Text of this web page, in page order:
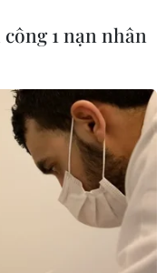
1 nạn nhân